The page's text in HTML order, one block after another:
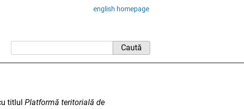
english homepage
titlul Platformă teritorială de